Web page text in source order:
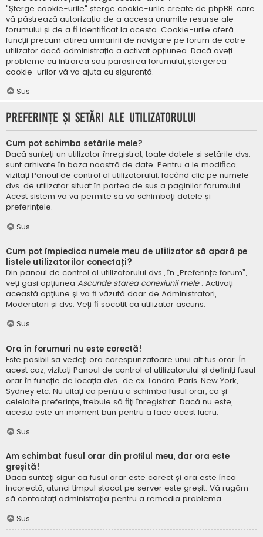
"Șterge cookie-urile" șterge cookie-urile create de phpBB, care
vă păstrează autorizația de a accesa anumite resurse ale
forumului și de a fi identificat la acesta. Cookie-urile oferă
funcții precum citirea urmăririi de navigare pe forum de către
utilizator dacă administrația a activat opțiunea. Dacă aveți
probleme cu intrarea sau părăsirea forumului, ștergerea
cookie-urilor vă va ajuta cu siguranță.
Sus
Preferințe și setări ale utilizatorului
Cum pot schimba setările mele?
Dacă sunteți un utilizator înregistrat, toate datele și setările dvs.
sunt arhivate în baza noastră de date. Pentru a le modifica,
vizitați Panoul de control al utilizatorului; făcând clic pe numele
dvs. de utilizator situat în partea de sus a paginilor forumului.
Acest sistem vă va permite să vă schimbați datele și
preferințele.
Sus
Cum pot împiedica numele meu de utilizator să apară pe
listele utilizatorilor conectați?
Din panoul de control al utilizatorului dvs., în „Preferințe forum”,
veți găsi opțiunea Ascunde starea conexiunii mele . Activați
această opțiune și va fi văzută doar de Administratori,
Moderatori și dvs. Veți fi socotit ca utilizator ascuns.
Sus
Ora în forumuri nu este corectă!
Este posibil să vedeți ora corespunzătoare unui alt fus orar. În
acest caz, vizitați Panoul de control al utilizatorului și definiți fusul
orar în funcție de locația dvs., de ex. Londra, Paris, New York,
Sydney etc. Nu uitați că pentru a schimba fusul orar, ca și
celelalte preferințe, trebuie să fiți înregistrat. Dacă nu este,
acesta este un moment bun pentru a face acest lucru.
Sus
Am schimbat fusul orar din profilul meu, dar ora este
greșită!
Dacă sunteți sigur că fusul orar este corect și ora este încă
incorectă, atunci timpul stocat pe server este greșit. Vă rugăm
să contactați administrația pentru a remedia problema.
Sus